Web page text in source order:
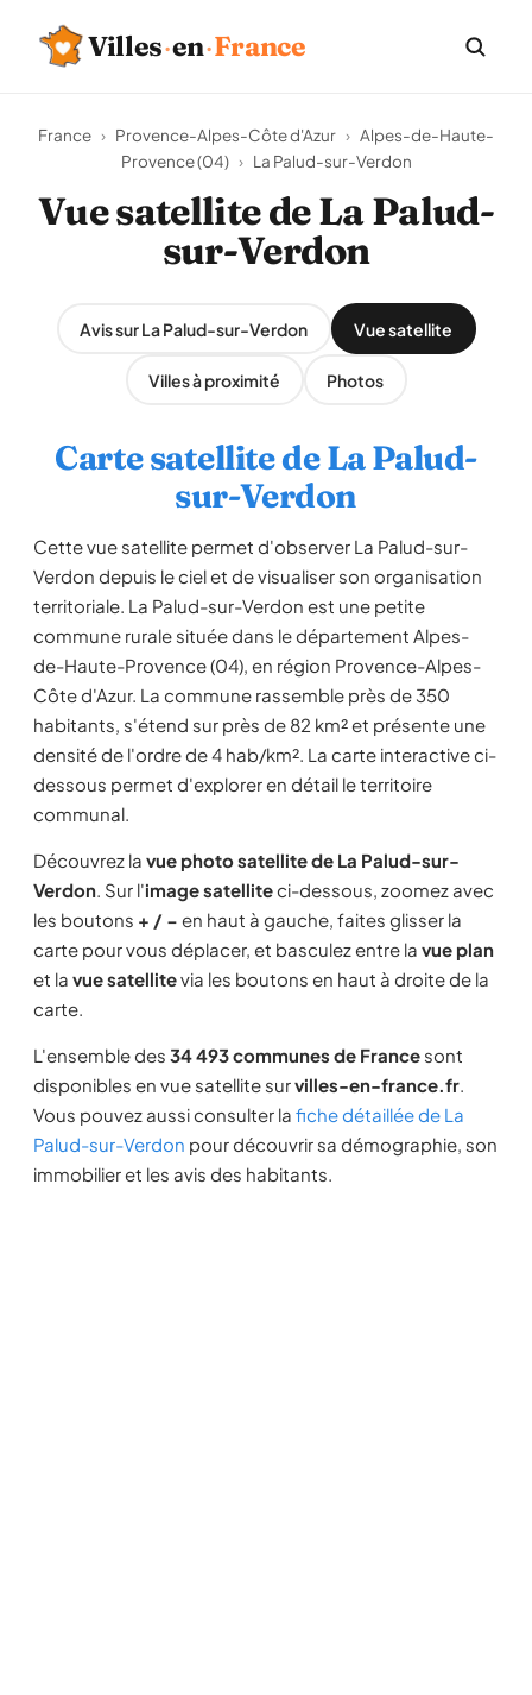
Villes·en·France
France › Provence-Alpes-Côte d'Azur › Alpes-de-Haute-
Provence (04) › La Palud-sur-Verdon
Vue satellite de La Palud-
sur-Verdon
Avis sur La Palud-sur-Verdon Vue satellite
Villes à proximité Photos
Carte satellite de La Palud-
sur-Verdon
Cette vue satellite permet d'observer La Palud-sur-
Verdon depuis le ciel et de visualiser son organisation
territoriale. La Palud-sur-Verdon est une petite
commune rurale située dans le département Alpes-
de-Haute-Provence (04), en région Provence-Alpes-
Côte d'Azur. La commune rassemble près de 350
habitants, s'étend sur près de 82 km² et présente une
densité de l'ordre de 4 hab/km². La carte interactive ci-
dessous permet d'explorer en détail le territoire
communal.
Découvrez la vue photo satellite de La Palud-sur-
Verdon. Sur l'image satelliteci-dessous, zoomez avec
les boutons + / − en haut à gauche, faites glisser la
carte pour vous déplacer, et basculez entre la vue plan
et la vue satellitevia les boutons en haut à droite de la
carte.
L'ensemble des 34 493 communes de France sont
disponibles en vue satellite survilles-en-france.fr.
Vous pouvez aussi consulter la fiche détaillée de La
Palud-sur-Verdon pour découvrir sa démographie, son
immobilier et les avis des habitants.